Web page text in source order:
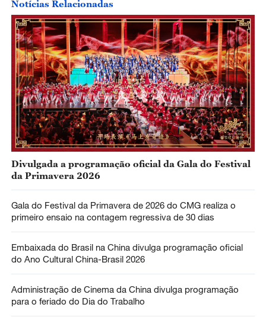
Notícias Relacionadas
Divulgada a programação oficial da Gala do Festival
da Primavera 2026
Gala do Festival da Primavera de 2026 do CMG realiza o
primeiro ensaio na contagem regressiva de 30 dias
Embaixada do Brasil na China divulga programação oficial
do Ano Cultural China-Brasil 2026
Administração de Cinema da China divulga programação
para o feriado do Dia do Trabalho